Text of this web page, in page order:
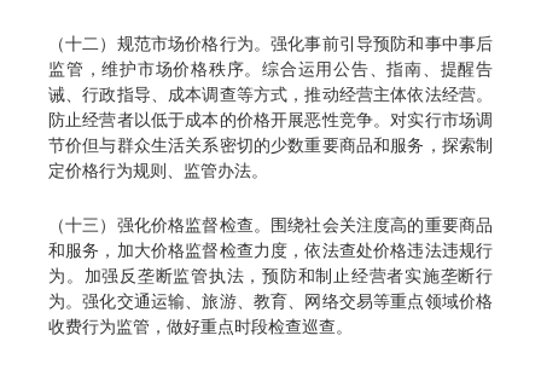
（十二）规范市场价格行为。强化事前引导预防和事中事后
监管，维护市场价格秩序。综合运用公告、指南、提醒告
诫、行政指导、成本调查等方式，推动经营主体依法经营。
防止经营者以低于成本的价格开展恶性竞争。对实行市场调
节价但与群众生活关系密切的少数重要商品和服务，探索制
定价格行为规则、监管办法。
（十三）强化价格监督检查。围绕社会关注度高的重要商品
和服务，加大价格监督检查力度，依法查处价格违法违规行
为。加强反垄断监管执法，预防和制止经营者实施垄断行
为。强化交通运输、旅游、教育、网络交易等重点领域价格
收费行为监管，做好重点时段检查巡查。